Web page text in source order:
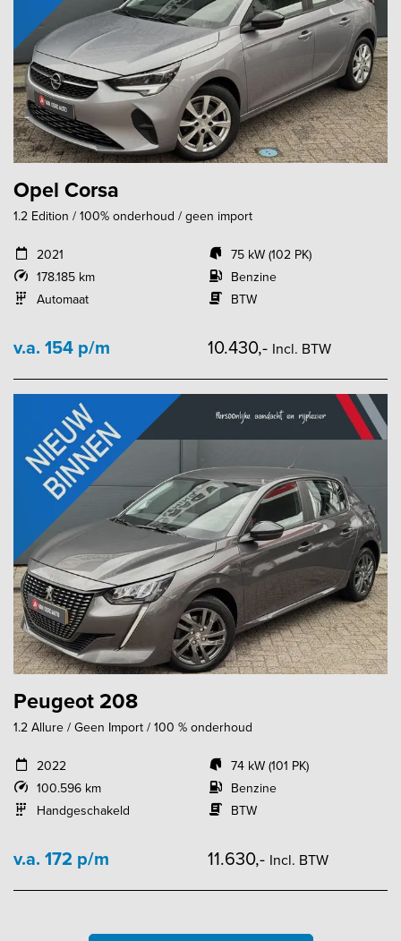
Opel Corsa
1.2 Edition / 100% onderhoud / geen import
2021
178.185 km
Automaat
75 kW (102 PK)
Benzine
BTW
v.a. 154 p/m 10.430,- Incl. BTW
Peugeot 208
1.2 Allure / Geen Import / 100 % onderhoud
2022
100.596 km
Handgeschakeld
74 kW (101 PK)
Benzine
BTW
v.a. 172 p/m 11.630,- Incl. BTW